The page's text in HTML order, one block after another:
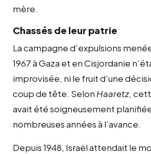
mère.
Chassés de leur patrie
La campagne d’expulsions
1967 à Gaza et en Cisjordanie
improvisée, ni le fruit d’une
coup de tête. Selon Haaretz,
avait été soigneusement
nombreuses années à l’avance.
Depuis 1948, Israël attendait le